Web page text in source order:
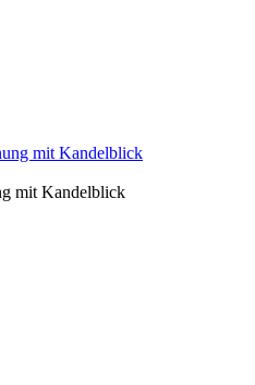
mit Kandelblick